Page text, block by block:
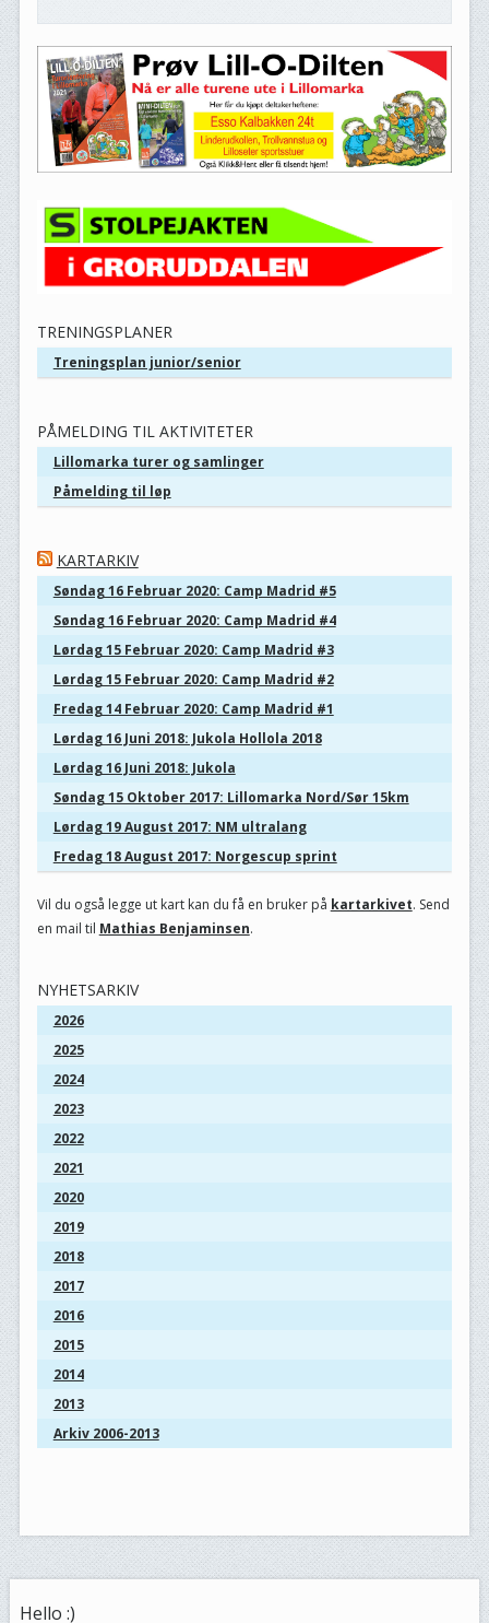
TRENINGSPLANER
Treningsplan junior/senior
PÅMELDING TIL AKTIVITETER
Lillomarka turer og samlinger
Påmelding til løp
KARTARKIV
Søndag 16 Februar 2020: Camp Madrid #5
Søndag 16 Februar 2020: Camp Madrid #4
Lørdag 15 Februar 2020: Camp Madrid #3
Lørdag 15 Februar 2020: Camp Madrid #2
Fredag 14 Februar 2020: Camp Madrid #1
Lørdag 16 Juni 2018: Jukola Hollola 2018
Lørdag 16 Juni 2018: Jukola
Søndag 15 Oktober 2017: Lillomarka Nord/Sør 15km
Lørdag 19 August 2017: NM ultralang
Fredag 18 August 2017: Norgescup sprint
Vil du også legge ut kart kan du få en bruker på kartarkivet. Send
en mail til Mathias Benjaminsen.
NYHETSARKIV
2026
2025
2024
2023
2022
2021
2020
2019
2018
2017
2016
2015
2014
2013
Arkiv 2006-2013
Hello :)